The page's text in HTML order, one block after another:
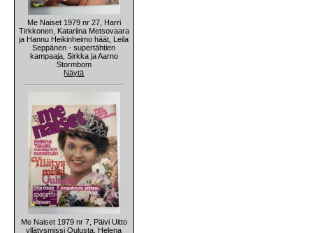
Me Naiset 1979 nr 27, Harri
Tirkkonen, Katariina Metsovaara
ja Hannu Heikinheimo häät, Leila
Seppänen - supertähtien
kampaaja, Sirkka ja Aarno
Stormbom
Näytä
Me Naiset 1979 nr 7, Päivi Uitto
yllätysmissi Oulusta, Helena